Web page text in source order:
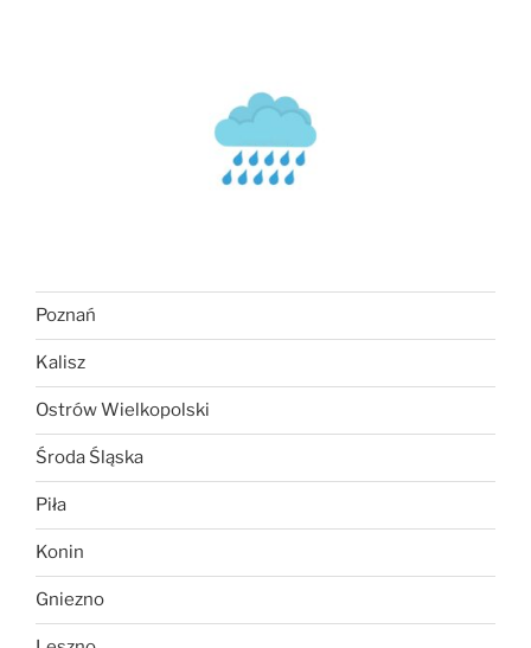
Poznań
Kalisz
Ostrów Wielkopolski
Środa Śląska
Piła
Konin
Gniezno